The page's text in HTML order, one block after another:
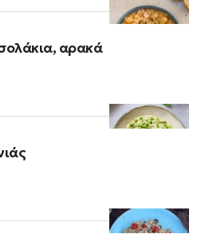
αρακά